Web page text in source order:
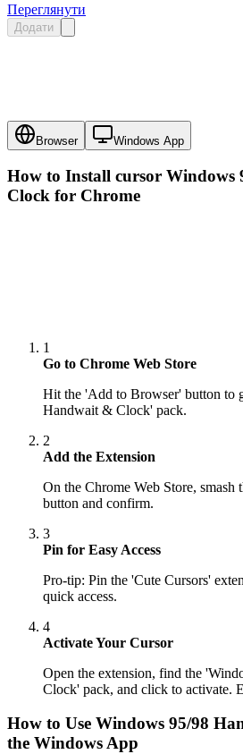
Переглянути
Додати
Browser Windows App
How to Install cursor Windows
Clock for Chrome
1
Go to Chrome Web Store
Hit the 'Add to Browser' button to
Handwait & Clock' pack.
2
Add the Extension
On the Chrome Web Store, smash
button and confirm.
3
Pin for Easy Access
Pro-tip: Pin the 'Cute Cursors'
quick access.
4
Activate Your Cursor
Open the extension, find the
Clock' pack, and click to activate.
How to Use Windows 95/98
the Windows App